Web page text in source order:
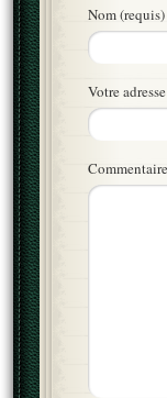
Nom (requis)
Votre
Commentaire